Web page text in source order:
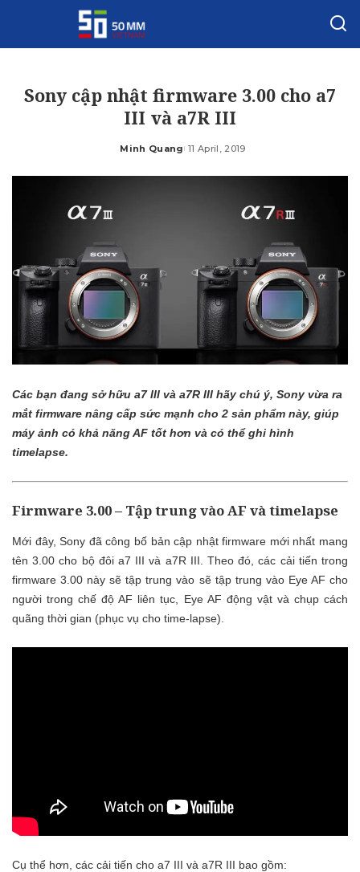
Sony cập nhật firmware 3.00 cho a7
III và a7R III
Posted
Minh Quang 11 April, 2019
Các bạn đang sở hữu a7 III và a7R III hãy chú ý, Sony vừa ra
mắt firmware nâng cấp sức mạnh cho 2 sản phẩm này, giúp
máy ảnh có khả năng AF tốt hơn và có thể ghi hình
timelapse.
Firmware 3.00 – Tập trung vào AF và timelapse
Mới đây, Sony đã công bố bản cập nhật firmware mới nhất mang
tên 3.00 cho bộ đôi a7 III và a7R III. Theo đó, các cải tiến trong
firmware 3.00 này sẽ tập trung vào sẽ tập trung vào Eye AF cho
người trong chế độ AF liên tục, Eye AF động vật và chụp cách
quãng thời gian (phục vụ cho time-lapse).
Cụ thể hơn, các cải tiến cho a7 III và a7R III bao gồm: